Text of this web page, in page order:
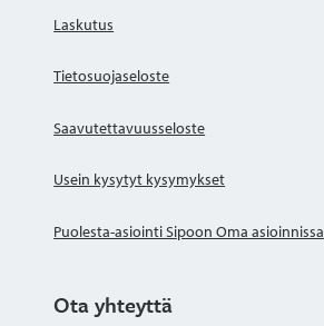
Laskutus
Tietosuojaseloste
Saavutettavuusseloste
Usein kysytyt kysymykset
Puolesta-asiointi Sipoon Oma asioinnissa
Ota yhteyttä